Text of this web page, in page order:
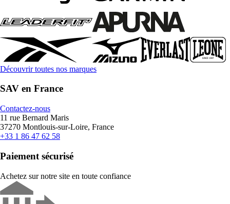
Découvrir toutes nos marques
SAV en France
Contactez-nous
11 rue Bernard Maris
37270 Montlouis-sur-Loire, France
+33 1 86 47 62 58
Paiement sécurisé
Achetez sur notre site en toute confiance